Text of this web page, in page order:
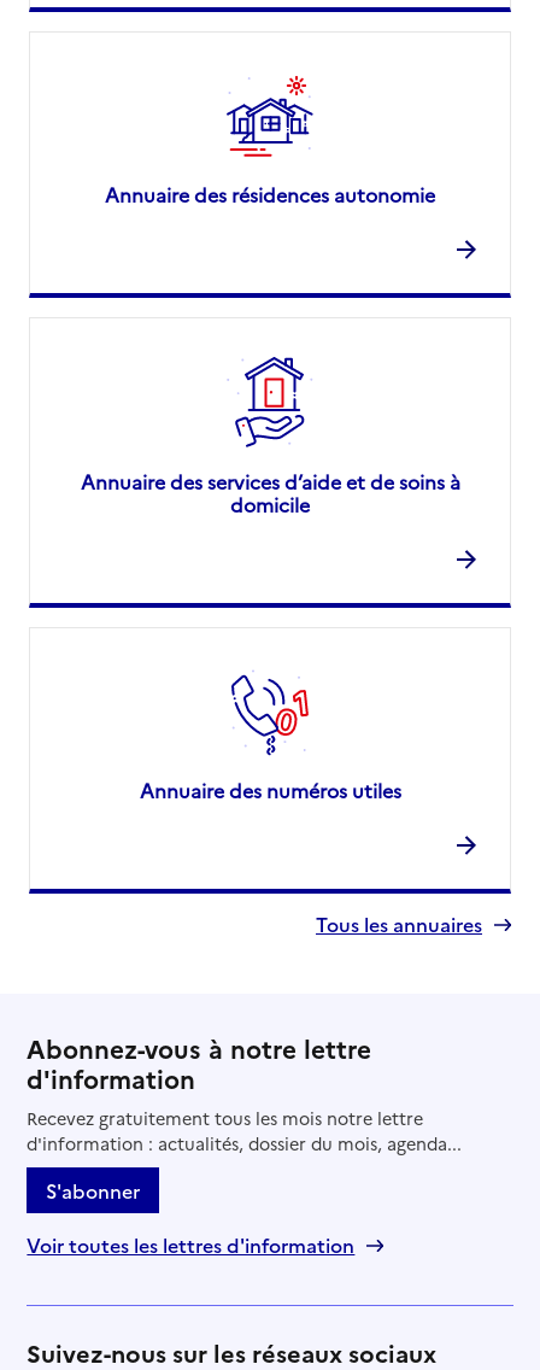
Annuaire des résidences autonomie
Annuaire des services d’aide et de soins à
domicile
Annuaire des numéros utiles
Tous les annuaires
Abonnez-vous à notre lettre
d'information
Recevez gratuitement tous les mois notre lettre
d'information : actualités, dossier du mois, agenda...
S'abonner
Voir toutes les lettres d'information
Suivez-nous sur les réseaux sociaux